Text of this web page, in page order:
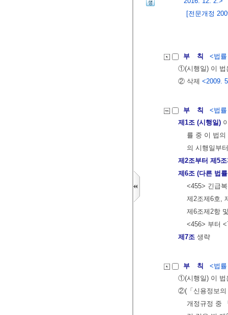
[전문개정
부 칙
<법
①(시행일) 이 법
② 삭제 <2009.
부 칙
<법
제1조 (시행일)
률 중 이 법
의 시행일부
제2조부터 제5
제6조 (다른 법
<455> 긴급
제2조제6호,
제6조제2항
<456> 부터
제7조 생략
부 칙
<법
①(시행일) 이 법
②(「신용정보의
개정규정 중